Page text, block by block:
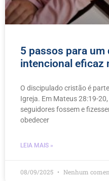
5 passos para
intencional eficaz
O discipulado cristão é
Igreja. Em Mateus 28:19-
seguidores fossem e
obedecer
LEIA MAIS »
08/09/2025 Nenhum